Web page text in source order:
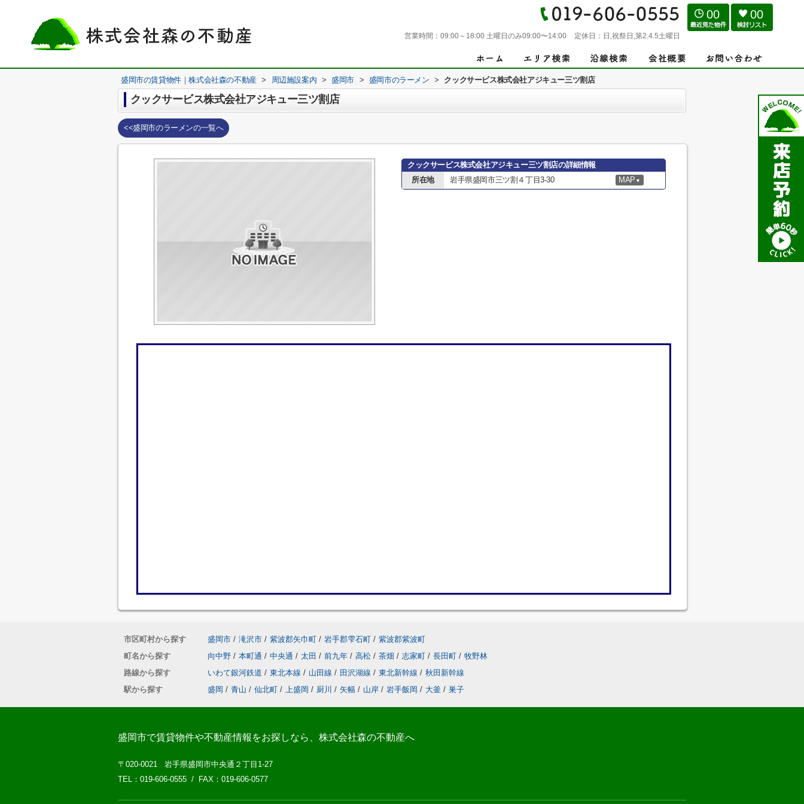
営業時間： 09:00～18:00 土曜日のみ09:00〜14:00 定休日： 日,祝祭日,第2.4.5土曜日
00 00
盛岡市の賃貸物件｜株式会社森の不動産 > 周辺施設案内 > 盛岡市 > 盛岡市のラーメン > クックサービス株式会社アジキュー三ツ割店
クックサービス株式会社アジキュー三ツ割店
<<盛岡市のラーメンの一覧へ
クックサービス株式会社アジキュー三ツ割店の詳細情報
所在地
岩手県盛岡市三ツ割４丁目3-30 MAP ▼
市区町村から探す 盛岡市 / 滝沢市 / 紫波郡矢巾町 / 岩手郡雫石町 / 紫波郡紫波町
町名から探す
向中野 / 本町通 / 中央通 / 太田 / 前九年 / 高松 / 茶畑 / 志家町 / 長田町 / 牧野林
路線から探す
いわて銀河鉄道 / 東北本線 / 山田線 / 田沢湖線 / 東北新幹線 / 秋田新幹線
駅から探す
盛岡 / 青山 / 仙北町 / 上盛岡 / 厨川 / 矢幅 / 山岸 / 岩手飯岡 / 大釜 / 巣子
盛岡市で賃貸物件や不動産情報をお探しなら、株式会社森の不動産へ
〒020-0021 岩手県盛岡市中央通２丁目1-27
TEL：019-606-0555 / FAX：019-606-0577